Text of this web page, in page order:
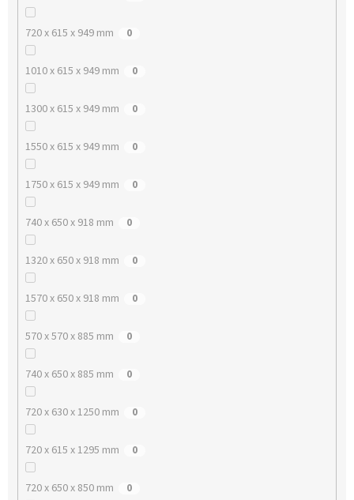
720 x 615 x 949 mm 0
1010 x 615 x 949 mm 0
1300 x 615 x 949 mm 0
1550 x 615 x 949 mm 0
1750 x 615 x 949 mm 0
740 x 650 x 918 mm 0
1320 x 650 x 918 mm 0
1570 x 650 x 918 mm 0
570 x 570 x 885 mm 0
740 x 650 x 885 mm 0
720 x 630 x 1250 mm 0
720 x 615 x 1295 mm 0
720 x 650 x 850 mm 0